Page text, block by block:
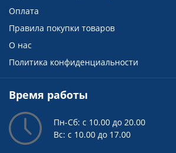
Оплата
Правила покупки товаров
О нас
Политика конфиденциальности
Время работы
Пн-Сб: с 10.00 до 20.00
Вс: с 10.00 до 17.00